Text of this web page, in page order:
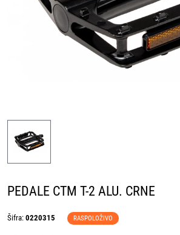
PEDALE CTM T-2 ALU. CRNE
Šifra: 0220315 RASPOLOŽIVO